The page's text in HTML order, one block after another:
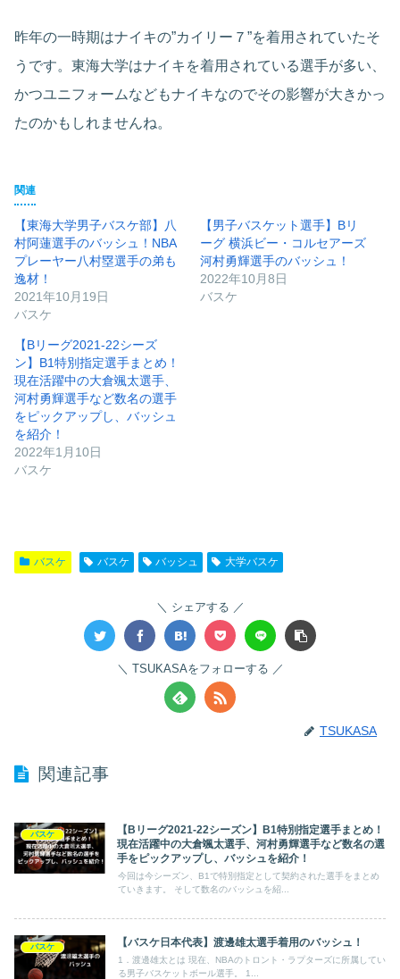
昨年の一時期はナイキの”カイリー７ ”を着用されていたそ
うです。東海大学はナイキを着用されている選手が多い、
かつユニフォームなどもナイキなのでその影響が大きかっ
たのかもしれませんね。
関連
【東海大学男子バスケ部】八
村阿蓮選手のバッシュ！NBA
プレーヤー八村塁選手の弟も
逸材！
2021年10月19日
バスケ
【男子バスケット選手】Bリ
ーグ 横浜ビー・コルセアーズ
河村勇輝選手のバッシュ！
2022年10月8日
バスケ
【Bリーグ2021-22シーズ
ン】B1特別指定選手まとめ！
現在活躍中の大倉颯太選手、
河村勇輝選手など数名の選手
をピックアップし、バッシュ
を紹介！
2022年1月10日
バスケ
バスケ バスケ バッシュ 大学バスケ
シェアする
TSUKASAをフォローする
TSUKASA
関連記事
バスケ
【Bリーグ2021-22シーズン】B1特別指定選手まとめ！
現在活躍中の大倉颯太選手、河村勇輝選手など数名の選
手をピックアップし、バッシュを紹介！
今回は今シーズン、B1で特別指定として契約された選手をまとめ
ていきます。 そして数名のバッシュを紹...
バスケ 【バスケ日本代表】渡邊雄太選手着用のバッシュ！
1．渡邊雄太とは 現在、NBAのトロント・ラプターズに所属してい
る男子バスケットボール選手。 1...